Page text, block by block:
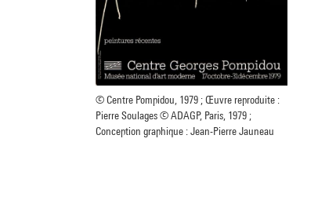
© Centre Pompidou, 1979 ; Œuvre reproduite :
Pierre Soulages © ADAGP, Paris, 1979 ;
Conception graphique : Jean-Pierre Jauneau